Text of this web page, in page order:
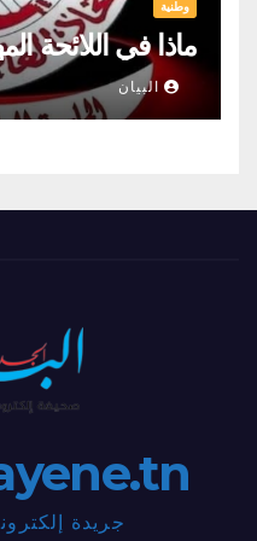
وطنية
ماذا في اللائحة
البيان
جريدة